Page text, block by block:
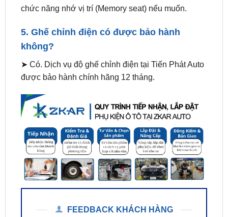
5. Ghế chỉnh điện có được bảo hành
➤ Có. Dịch vụ độ ghế chỉnh điện tại Tiến Phát Auto
được bảo hành chính hãng 12 tháng.
FEEDBACK KHÁCH HÀNG